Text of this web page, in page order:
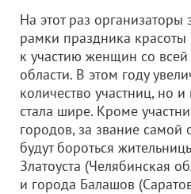
На этот раз
рамки праздника красоты
к участию женщин со
области. В этом году
количество участниц, но
стала шире. Кроме
городов, за звание
будут бороться
Златоуста (Челябинская
и города Балашов